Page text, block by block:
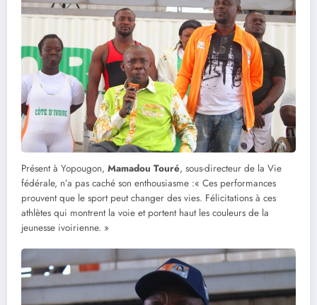
Présent à Yopougon, Mamadou Touré, sous-directeur de la Vie
fédérale, n’a pas caché son enthousiasme :« Ces performances
prouvent que le sport peut changer des vies. Félicitations à ces
athlètes qui montrent la voie et portent haut les couleurs de la
jeunesse ivoirienne. »